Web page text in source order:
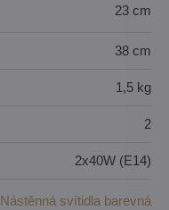
23 cm
38 cm
1,5 kg
2
2x40W (E14)
Nástěnná svítidla barevná